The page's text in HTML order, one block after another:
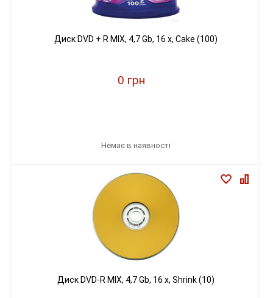
Диск DVD + R MIX, 4,7 Gb, 16 х, Cake (100)
0 грн
Немає в наявності
Диск DVD-R MIX, 4,7 Gb, 16 х, Shrink (10)